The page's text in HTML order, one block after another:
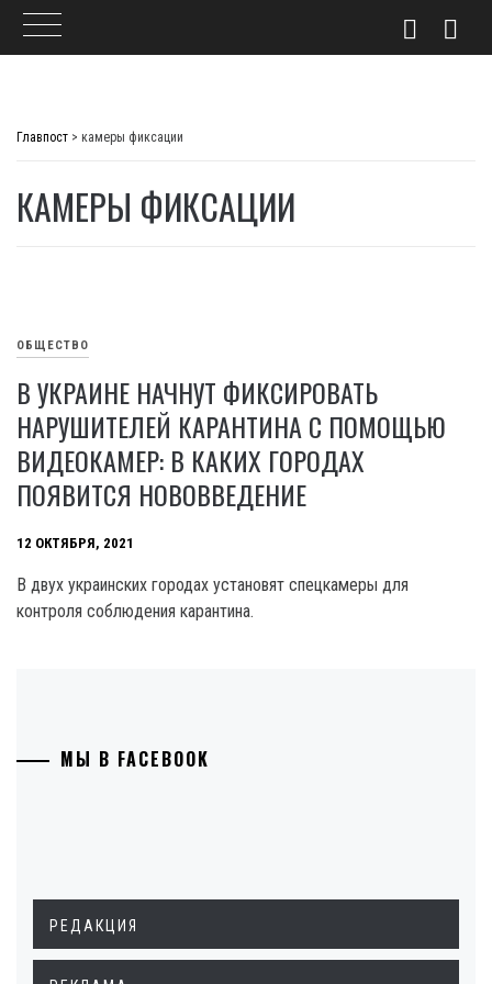
Главпост > камеры фиксации
КАМЕРЫ ФИКСАЦИИ
ОБЩЕСТВО
В УКРАИНЕ НАЧНУТ ФИКСИРОВАТЬ
НАРУШИТЕЛЕЙ КАРАНТИНА С ПОМОЩЬЮ
ВИДЕОКАМЕР: В КАКИХ ГОРОДАХ
ПОЯВИТСЯ НОВОВВЕДЕНИЕ
12 ОКТЯБРЯ, 2021
В двух украинских городах установят спецкамеры для
контроля соблюдения карантина.
МЫ В FACEBOOK
РЕДАКЦИЯ